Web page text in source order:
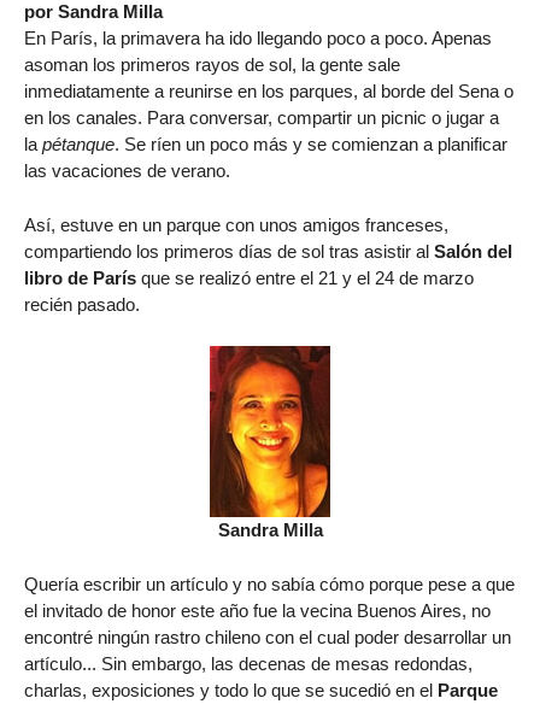
por Sandra Milla
En París, la primavera ha ido llegando poco a poco. Apenas
asoman los primeros rayos de sol, la gente sale
inmediatamente a reunirse en los parques, al borde del Sena o
en los canales. Para conversar, compartir un picnic o jugar a
lapétanque. Se ríen un poco más y se comienzan a planificar
las vacaciones de verano.
Así, estuve en un parque con unos amigos franceses,
compartiendo los primeros días de sol tras asistir al Salón del
libro de París que se realizó entre el 21 y el 24 de marzo
recién pasado.
Sandra Milla
Quería escribir un artículo y no sabía cómo porque pese a que
el invitado de honor este año fue la vecina Buenos Aires, no
encontré ningún rastro chileno con el cual poder desarrollar un
artículo... Sin embargo, las decenas de mesas redondas,
charlas, exposiciones y todo lo que se sucedió en el Parque